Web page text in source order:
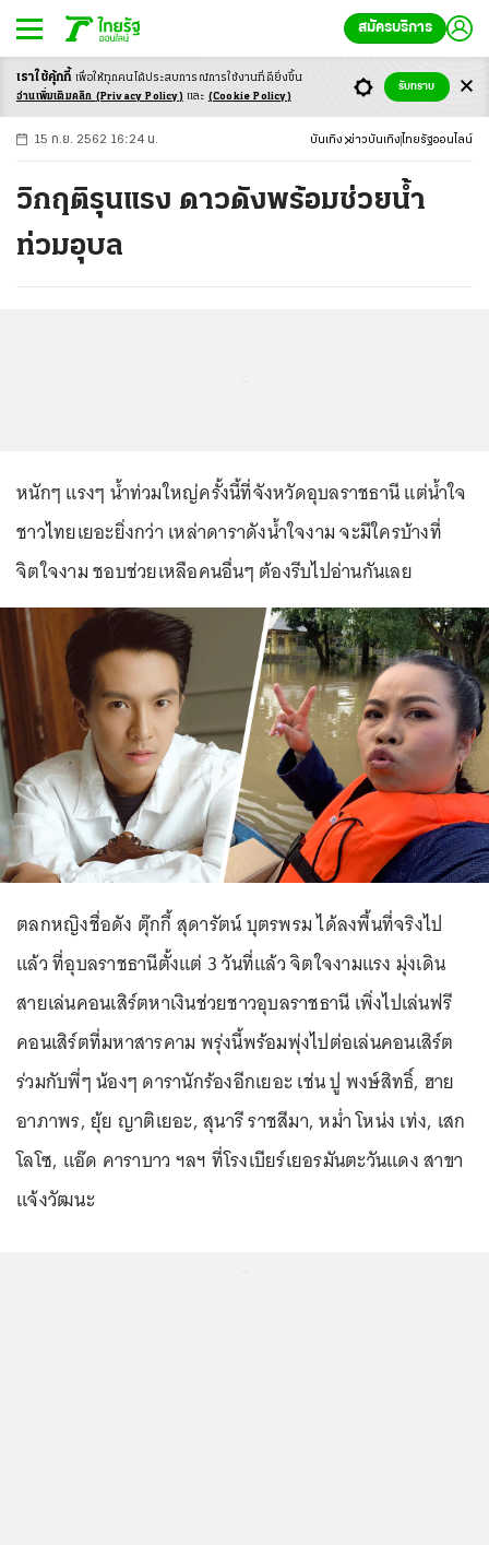
สมัครบริการ
-ก ก ก+
15 ก.ย. 2562 16:24 น. บันเทิง ข่าวบันเทิง ไทยรัฐออนไลน์
วิกฤติรุนแรง ดาวดังพร้อมช่วยน้ำ
ท่วมอุบล
หนักๆ แรงๆ น้ำท่วมใหญ่ครั้งนี้ที่จังหวัดอุบลราชธานี แต่น้ำใจ
ชาวไทยเยอะยิ่งกว่า เหล่าดาราดังน้ำใจงาม จะมีใครบ้างที่
จิตใจงาม ชอบช่วยเหลือคนอื่นๆ ต้องรีบไปอ่านกันเลย
ตลกหญิงชื่อดัง ตุ๊กกี้ สุดารัตน์ บุตรพรม ได้ลงพื้นที่จริงไป
แล้ว ที่อุบลราชธานีตั้งแต่ 3 วันที่แล้ว จิตใจงามแรง มุ่งเดิน
สายเล่นคอนเสิร์ตหาเงินช่วยชาวอุบลราชธานี เพิ่งไปเล่นฟรี
คอนเสิร์ตที่มหาสารคาม พรุ่งนี้พร้อมพุ่งไปต่อเล่นคอนเสิร์ต
ร่วมกับพี่ๆ น้องๆ ดารานักร้องอีกเยอะ เช่น ปู พงษ์สิทธิ์, ฮาย
อาภาพร, ยุ้ย ญาติเยอะ, สุนารี ราชสีมา, หม่ำ โหน่ง เท่ง, เสก
โลโซ, แอ๊ด คาราบาว ฯลฯ ที่โรงเบียร์เยอรมันตะวันแดง สาขา
แจ้งวัฒนะ
เราใช้คุ้กกี้ เพื่อให้ทุกคนได้ประสบการณ์การใช้งานที่ดียิ่งขึ้น
อ่านเพิ่มเติมคลิก (Privacy Policy) และ (Cookie Policy)
รับทราบ